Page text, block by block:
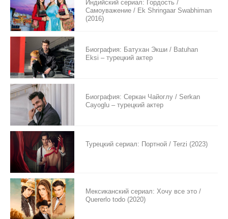
Индийский сериал: Гордость /
Самоуважение / Ek Shringaar Swabhiman
(2016)
Биография: Батухан Экши / Batuhan
Eksi – турецкий актер
Биография: Серкан Чайоглу / Serkan
Cayoglu – турецкий актер
Турецкий сериал: Портной / Terzi (2023)
Мексиканский сериал: Хочу все это /
Quererlo todo (2020)